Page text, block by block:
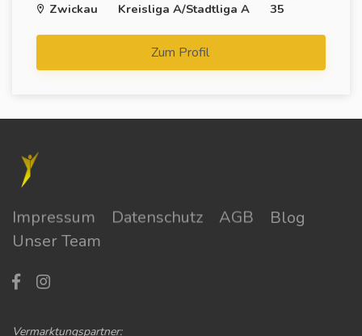
Zwickau
Kreisliga A/Stadtliga A
35
Zum Profil
Impressum Datenschutz AGB
Blog
Unser Team
Vermarktungspartner: